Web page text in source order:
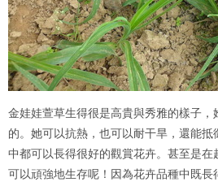
金娃娃萱草生得很是高貴與秀雅的樣子，
的。她可以抗熱，也可以耐干旱，還能
中都可以長得很好的觀賞花卉。甚至是
可以頑強地生存呢！因為花卉品種中既長